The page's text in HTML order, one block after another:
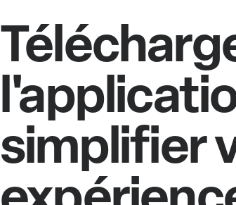
simplifier